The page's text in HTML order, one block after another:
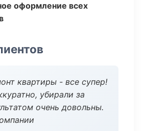
оформление всех
квартиры - все супер!
убирали за
очень довольны.